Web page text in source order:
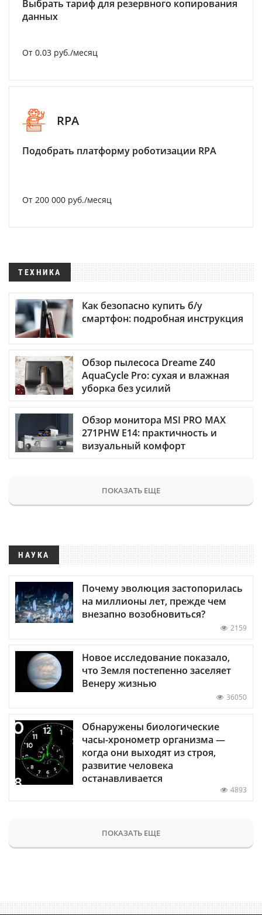
Выбрать тариф для резервного копирования
данных
От 0.03 руб./месяц
RPA
Подобрать платформу роботизации RPA
От 200 000 руб./месяц
ТЕХНИКА
Как безопасно купить б/у
смартфон: подробная инструкция
Обзор пылесоса Dreame Z40
AquaCycle Pro: сухая и влажная
уборка без усилий
Обзор монитора MSI PRO MAX
271PHW E14: практичность и
визуальный комфорт
ПОКАЗАТЬ ЕЩЕ
НАУКА
Почему эволюция застопорилась
на миллионы лет, прежде чем
внезапно возобновиться?
2159
Новое исследование показало,
что Земля постепенно заселяет
Венеру жизнью
36050
Обнаружены биологические
часы-хронометр организма —
когда они выходят из строя,
развитие человека
останавливается
4893
ПОКАЗАТЬ ЕЩЕ